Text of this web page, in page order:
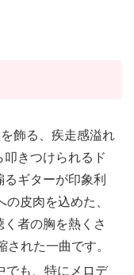
飾る、疾走感溢れ
きつけられるド
ギターが印象利
皮肉を込めた、
者の胸を熱くさ
れた一曲です。
でも、特にメロデ